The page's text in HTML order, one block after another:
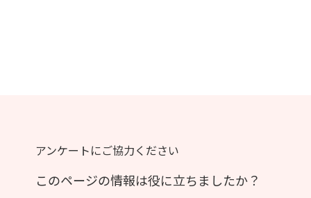
アンケートにご協力ください
このページの情報は役に立ちましたか？